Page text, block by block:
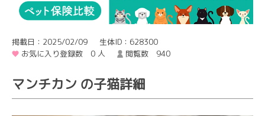
掲載日：2025/02/09
生体ID：628300
お気に入り登録数 0 人
閲覧数 940
マンチカン の子猫詳細